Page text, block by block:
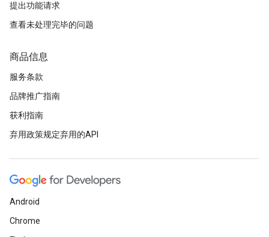
提出功能请求
查看未处理完毕的问题
商品信息
服务条款
品牌推广指南
获利指南
弃用政策规定弃用的API
Android
Chrome